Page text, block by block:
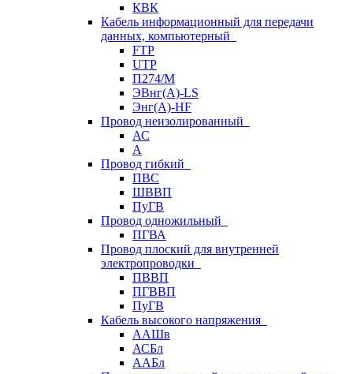
КВК
Кабель информационный для передачи
данных, компьютерный
FTP
UTP
П274/М
ЭВнг(А)-LS
Энг(А)-HF
Провод неизолированный
АС
А
Провод гибкий
ПВС
ШВВП
ПуГВ
Провод одножильный
ПГВА
Провод плоский для внутренней
электропроводки
ПВВП
ПГВВП
ПуГВ
Кабель высокого напряжения
ААШв
АСБл
ААБл